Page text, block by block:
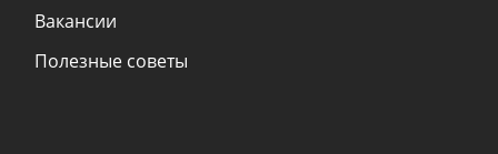
Вакансии
Полезные советы